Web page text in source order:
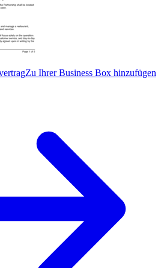
Zu Ihrer Business Box hinzufügen